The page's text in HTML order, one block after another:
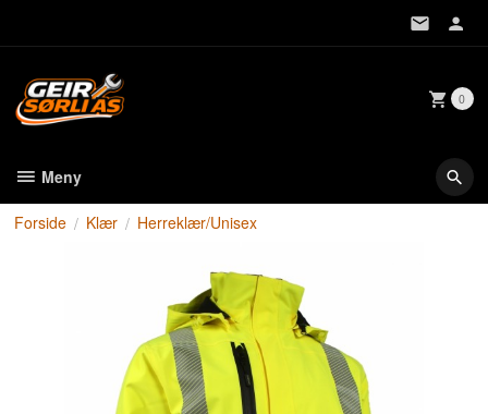
0
Meny
Forside Klær Herreklær/Unisex